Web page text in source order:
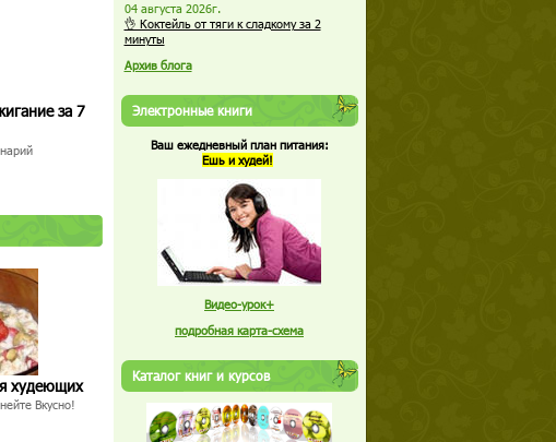
за 7
худеющих
Вкусно!
04 августа 2026г.
👌 Коктейль от тяги к сладкому за 2
минуты
Архив блога
Электронные книги
Ваш ежедневный план питания:
Ешь и худей!
Видео-урок+
подробная карта-схема
Каталог книг и курсов